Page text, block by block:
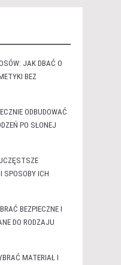
JAK DBAĆ O
BEZ
ODBUDOWAĆ
PO SŁONEJ
SPOSOBY ICH
BEZPIECZNE I
DO RODZAJU
MATERIAŁ I